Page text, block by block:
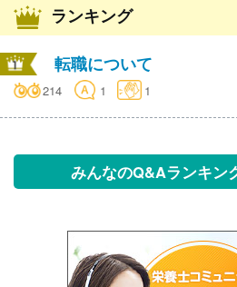
ランキング
転職について
214 1 1
みんなのQ&Aランキン